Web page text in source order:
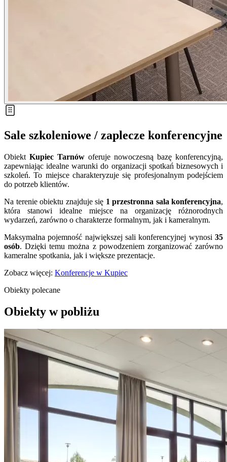
Sale szkoleniowe / zaplecze konferencyjne
Obiekt Kupiec Tarnów oferuje nowoczesną bazę konferencyjną,
zapewniając idealne warunki do organizacji spotkań biznesowych i
szkoleń. To miejsce charakteryzuje się profesjonalnym podejściem
do potrzeb klientów.
Na terenie obiektu znajduje się 1 przestronna sala konferencyjna,
która stanowi idealne miejsce na organizację różnorodnych
wydarzeń, zarówno o charakterze formalnym, jak i kameralnym.
Maksymalna pojemność największej sali konferencyjnej wynosi 35
osób. Dzięki temu można z powodzeniem zorganizować zarówno
kameralne spotkania, jak i większe prezentacje.
Zobacz więcej: Konferencje w Kupiec
Obiekty polecane
Obiekty w pobliżu